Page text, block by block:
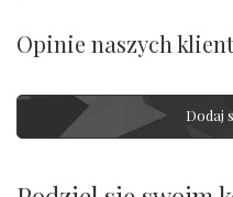
Opinie naszych
Dodaj